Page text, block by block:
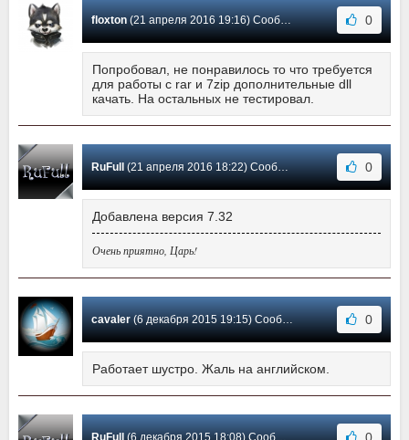
floxton(21 апреля 2016 19:16) Сообщение #34 0
Попробовал, не понравилось то что требуется
для работы с rar и 7zip дополнительные dll
качать. На остальных не тестировал.
RuFull(21 апреля 2016 18:22) Сообщение #33 0
Добавлена версия 7.32
Очень приятно, Царь!
cavaler(6 декабря 2015 19:15) Сообщение #32 0
Работает шустро. Жаль на английском.
RuFull(6 декабря 2015 18:08) Сообщение #31 0